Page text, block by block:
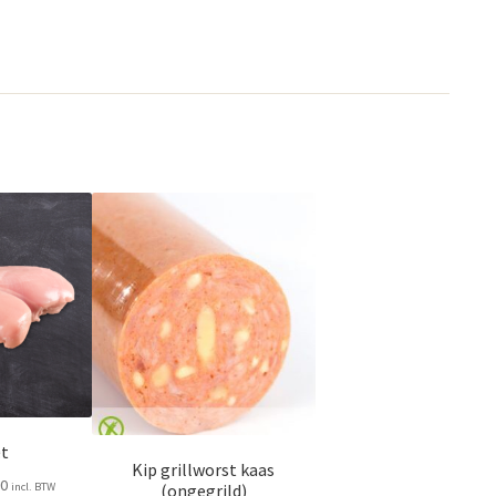
Prijsklasse:
incl. BTW
Kip grillworst kaas
(ongegrild)